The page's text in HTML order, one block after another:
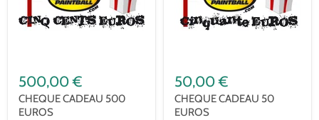
500,00 €
CHEQUE CADEAU 500
EUROS
50,00 €
CHEQUE CADEAU 50
EUROS